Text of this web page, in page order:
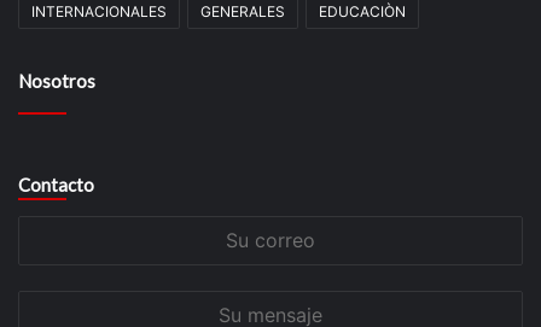
INTERNACIONALES GENERALES EDUCACIÒN
Nosotros
Contacto